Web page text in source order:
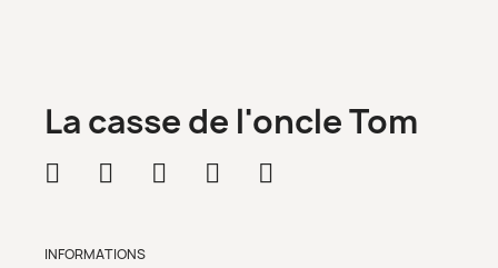
La casse de l'oncle Tom
INFORMATIONS